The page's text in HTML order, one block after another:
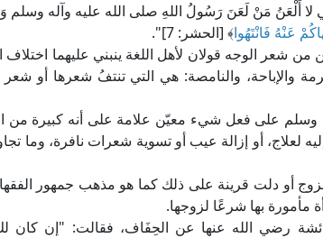
أَلْعَنُ مَنْ لَعَنَ رَسُولُ اللهِ صلى الله عليه وآله وسلم
عَنْهُ فَانْتَهُوا﴾ [الحشر: 7]".
شعر الوجه قولان لأهل اللغة ينبني عليهما اختلاف
والإباحة، والنامصة: هي التي تنتفُ شعرها أو شعر
وسلم على فعل شيء معيّن علامة على أنه كبيرة من
لعلاج، أو إزالة عيب أو تسوية شعرات نافرة، وما
أو دلت قرينة على ذلك كما هو مذهب جمهور
مأمورة بها شرعًا لزوجها.
رضي الله عنها عن الحِفَاف، فقالت: "إن كان